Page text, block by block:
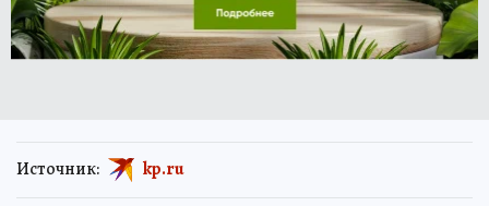
Источник: kp.ru